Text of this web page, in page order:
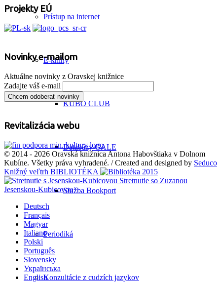
Prístup na internet
E-knihy
KUBO CLUB
Databázy GALE
Služba Bookport
Periodiká
Konzultácie z cudzích jazykov
Projekty EÚ
Novinky e-mailom
Aktuálne novinky z Oravskej knižnice
Zadajte váš e-mail
Revitalizácia webu
© 2014 - 2026 Oravská knižnica Antona Habovštiaka v Dolnom
Kubíne. Všetky práva vyhradené. / Created and designed by Seduco
Knižný veľtrh BIBLIOTÉKA
Stretnutie so Zuzanou
Jesenskou-Kubicovou
Deutsch
Français
Magyar
Italiano
Polski
Português
Slovensky
Українська
English